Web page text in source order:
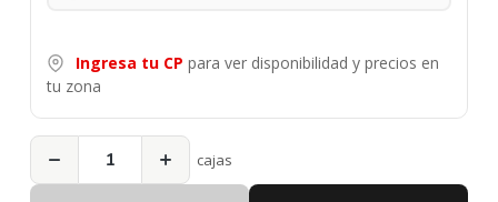
Ingresa tu CP para ver disponibilidad y precios en
tu zona
− + cajas